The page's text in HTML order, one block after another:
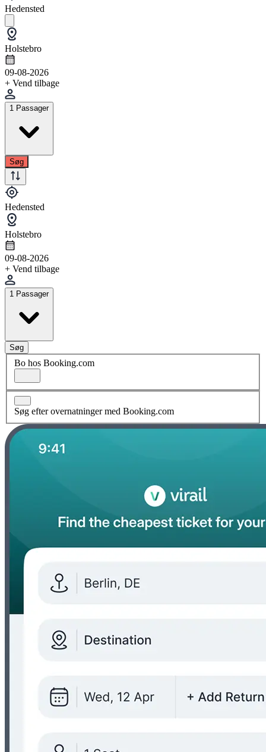
Hedensted
Holstebro
09-08-2026
+ Vend tilbage
1 Passager
Søg
Hedensted
Holstebro
09-08-2026
+ Vend tilbage
1 Passager
Søg
Bo hos Booking.com
Søg efter overnatninger med Booking.com